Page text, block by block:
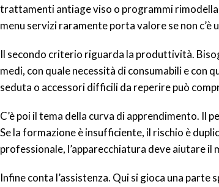
trattamenti antiage viso o programmi
menu servizi raramente porta valore se non
Il secondo criterio riguarda la produttività.
medi, con quale necessità di consumabili e con
seduta o accessori difficili da reperire può
C’è poi il tema della curva di apprendimento.
Se la formazione è insufficiente, il rischio è
professionale, l’apparecchiatura deve aiutare il
Infine conta l’assistenza. Qui si gioca una